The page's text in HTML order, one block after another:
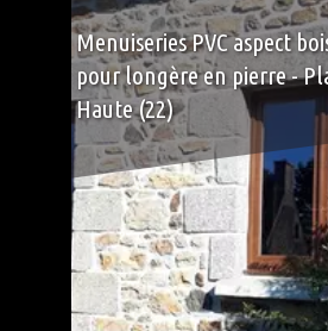
Menuiseries PVC aspect
pour longère en pierre -
Haute (22)